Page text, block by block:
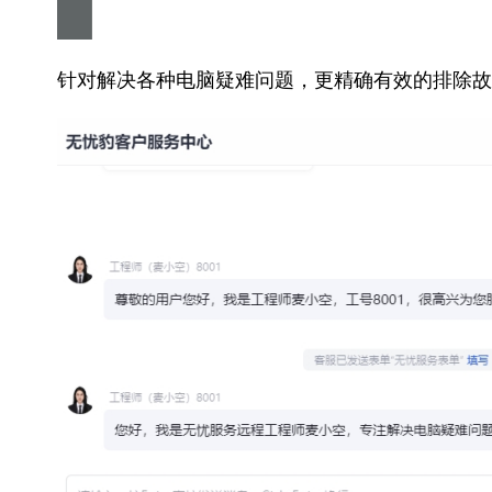
针对解决各种电脑疑难问题，更精确有效的排除